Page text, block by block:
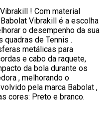
! Com material
Vibrakill é a escolha
o desempenho da sua
quadras de Tennis .
metálicas para
e cabo da raquete,
da bola durante os
, melhorando o
pela marca Babolat ,
cores: Preto e branco.